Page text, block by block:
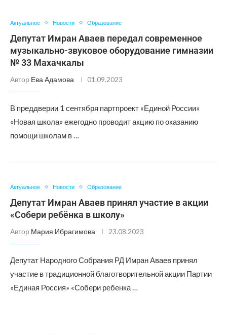
Актуальное Новости Образование
Депутат Имран Аваев передал современное
музыкально-звуковое оборудование гимназии
№ 33 Махачкалы
Автор Ева Адамова 01.09.2023
В преддверии 1 сентября партпроект «Единой России»
«Новая школа» ежегодно проводит акцию по оказанию
помощи школам в …
Актуальное Новости Образование
Депутат Имран Аваев принял участие в акции
«Собери ребёнка в школу»
Автор Мария Ибрагимова 23.08.2023
Депутат Народного Собрания РД Имран Аваев принял
участие в традиционной благотворительной акции Партии
«Единая Россия» «Собери ребенка …